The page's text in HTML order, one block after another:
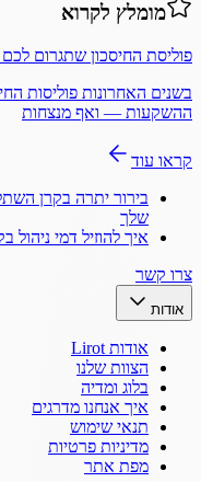
מומלץ לקרוא
פוליסת החיסכון שתגרום
בשנים האחרונות פוליסות
ההשקעות — ואף מנצחות
קראו עוד
שלך
איך להוזיל דמי ניהול
צרו קשר
אודות
אודות Lirot
הצוות שלנו
בלוג ומדיה
איך אנחנו מדרגים
תנאי שימוש
מדיניות פרטיות
מפת אתר